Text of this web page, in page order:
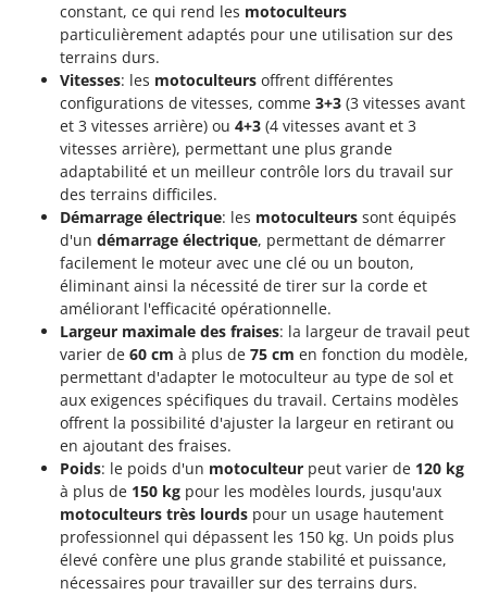
constant, ce qui rend les motoculteurs
particulièrement adaptés pour une utilisation sur des
terrains durs.
Vitesses: les motoculteurs offrent différentes
configurations de vitesses, comme 3+3 (3 vitesses avant
et 3 vitesses arrière) ou 4+3 (4 vitesses avant et 3
vitesses arrière), permettant une plus grande
adaptabilité et un meilleur contrôle lors du travail sur
des terrains difficiles.
Démarrage électrique: les motoculteurs sont équipés
d'un démarrage électrique, permettant de démarrer
facilement le moteur avec une clé ou un bouton,
éliminant ainsi la nécessité de tirer sur la corde et
améliorant l'efficacité opérationnelle.
Largeur maximale des fraises: la largeur de travail peut
varier de 60 cm à plus de 75 cm en fonction du modèle,
permettant d'adapter le motoculteur au type de sol et
aux exigences spécifiques du travail. Certains modèles
offrent la possibilité d'ajuster la largeur en retirant ou
en ajoutant des fraises.
Poids: le poids d'un motoculteur peut varier de 120 kg
à plus de 150 kg pour les modèles lourds, jusqu'aux
motoculteurs très lourds pour un usage hautement
professionnel qui dépassent les 150 kg. Un poids plus
élevé confère une plus grande stabilité et puissance,
nécessaires pour travailler sur des terrains durs.